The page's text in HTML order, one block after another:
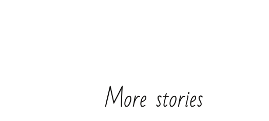
供と遊ぶのが大好きな26歳お兄さんです🙋‍♂️
More stories